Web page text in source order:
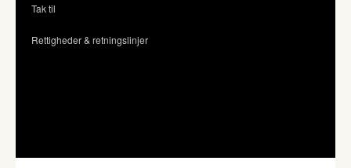
Tak til
Rettigheder & retningslinjer